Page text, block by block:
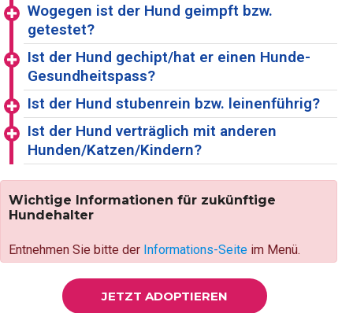
Wogegen ist der Hund geimpft bzw.
getestet?
Ist der Hund gechipt/hat er einen Hunde-
Gesundheitspass?
Ist der Hund stubenrein bzw. leinenführig?
Ist der Hund verträglich mit anderen
Hunden/Katzen/Kindern?
Wichtige Informationen für zukünftige
Hundehalter
Entnehmen Sie bitte der Informations-Seite im Menü.
JETZT ADOPTIEREN